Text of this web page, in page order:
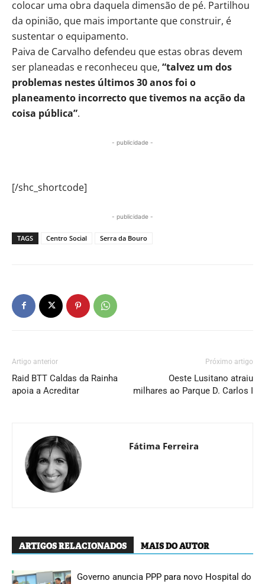
colocar uma obra daquela dimensão de pé. Partilhou
da opinião, que mais importante que construir, é
sustentar o equipamento.
Paiva de Carvalho defendeu que estas obras devem
ser planeadas e reconheceu que, “talvez um dos
problemas nestes últimos 30 anos foi o
planeamento incorrecto que tivemos na acção da
coisa pública”.
- publicidade -
[/shc_shortcode]
- publicidade -
TAGS Centro Social Serra da Bouro
Artigo anterior
Raid BTT Caldas da Rainha
apoia a Acreditar
Próximo artigo
Oeste Lusitano atraiu
milhares ao Parque D. Carlos I
Fátima Ferreira
ARTIGOS RELACIONADOS MAIS DO AUTOR
Governo anuncia PPP para novo Hospital do